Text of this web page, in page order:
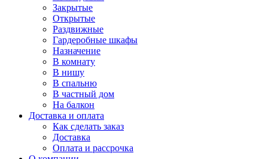
Закрытые
Открытые
Раздвижные
Гардеробные шкафы
Назначение
В комнату
В нишу
В спальню
В частный дом
На балкон
Доставка и оплата
Как сделать заказ
Доставка
Оплата и рассрочка